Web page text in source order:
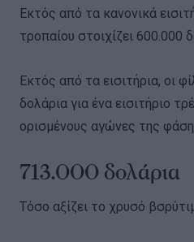
Εκτός από τα κανονικά
τροπαίου στοιχίζει 600.000
Εκτός από τα εισιτήρια, οι
δολάρια για ένα εισιτήριο
ορισμένους αγώνες της
713.000 δολάρια
Τόσο αξίζει το χρυσό